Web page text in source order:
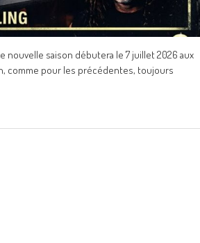
saison débutera le 7 juillet 2026 aux
comme pour les précédentes, toujours